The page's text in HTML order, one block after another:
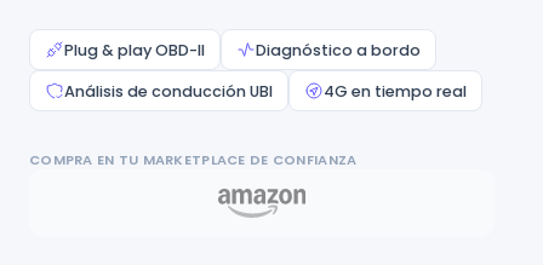
Plug & play OBD-II
Diagnóstico a bordo
Análisis de conducción UBI
4G en tiempo real
COMPRA EN TU MARKETPLACE DE CONFIANZA